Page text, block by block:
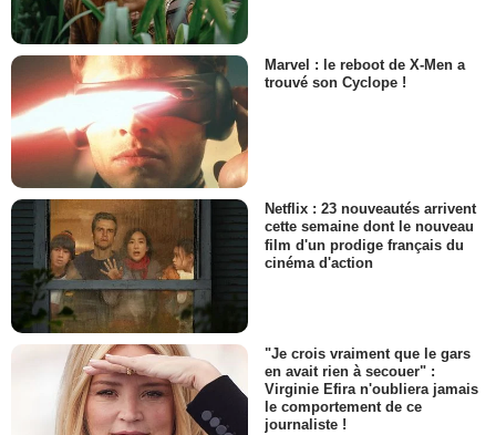
Marvel : le reboot de X-Men a
trouvé son Cyclope !
Netflix : 23 nouveautés arrivent
cette semaine dont le nouveau
film d'un prodige français du
cinéma d'action
"Je crois vraiment que le gars
en avait rien à secouer" :
Virginie Efira n'oubliera jamais
le comportement de ce
journaliste !